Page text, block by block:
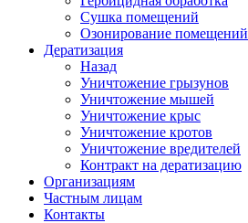
Сушка помещений
Озонирование помещений
Дератизация
Назад
Уничтожение грызунов
Уничтожение мышей
Уничтожение крыс
Уничтожение кротов
Уничтожение вредителей
Контракт на дератизацию
Организациям
Частным лицам
Контакты